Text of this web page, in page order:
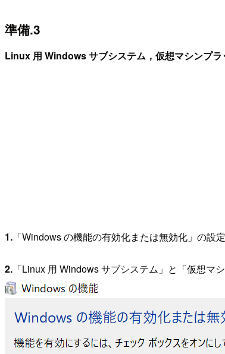
準備.3
Linux 用 Windows サブシステム，仮想マシンプ
1. 「Windows の機能の有効化または無効化」の設
2. 「Linux 用 Windows サブシステム」と「仮想マ